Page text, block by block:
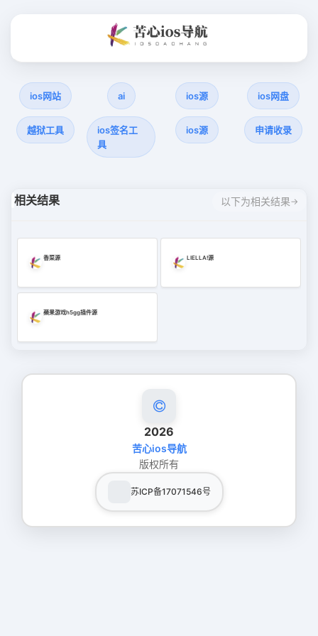
ios网站 ai ios源 ios网盘
越狱工具
ios签名工
具
ios源 申请收录
相关结果 以下为相关结果
香菜源 LIELLA!源
蘋果游戏h5gg插件源
2026
苦心ios导航
版权所有
苏ICP备17071546号